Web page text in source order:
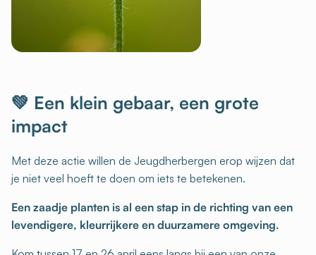
💚 Een klein gebaar, een grote
impact
Met deze actie willen de Jeugdherbergen erop wijzen dat
je niet veel hoeft te doen om iets te betekenen.
Een zaadje planten is al een stap in de richting van een
levendigere, kleurrijkere en duurzamere omgeving.